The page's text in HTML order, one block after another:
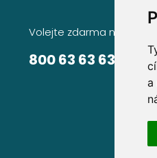
a
Volejte zdarma na
800 63 63 63